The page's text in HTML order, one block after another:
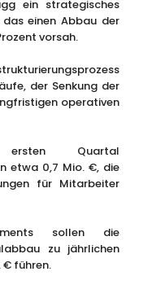
ein strategisches
einen Abbau der
vorsah.
der Senkung der
operativen
Quartal
etwa 0,7 Mio. €, die
für Mitarbeiter
sollen die
zu jährlichen
€ führen.